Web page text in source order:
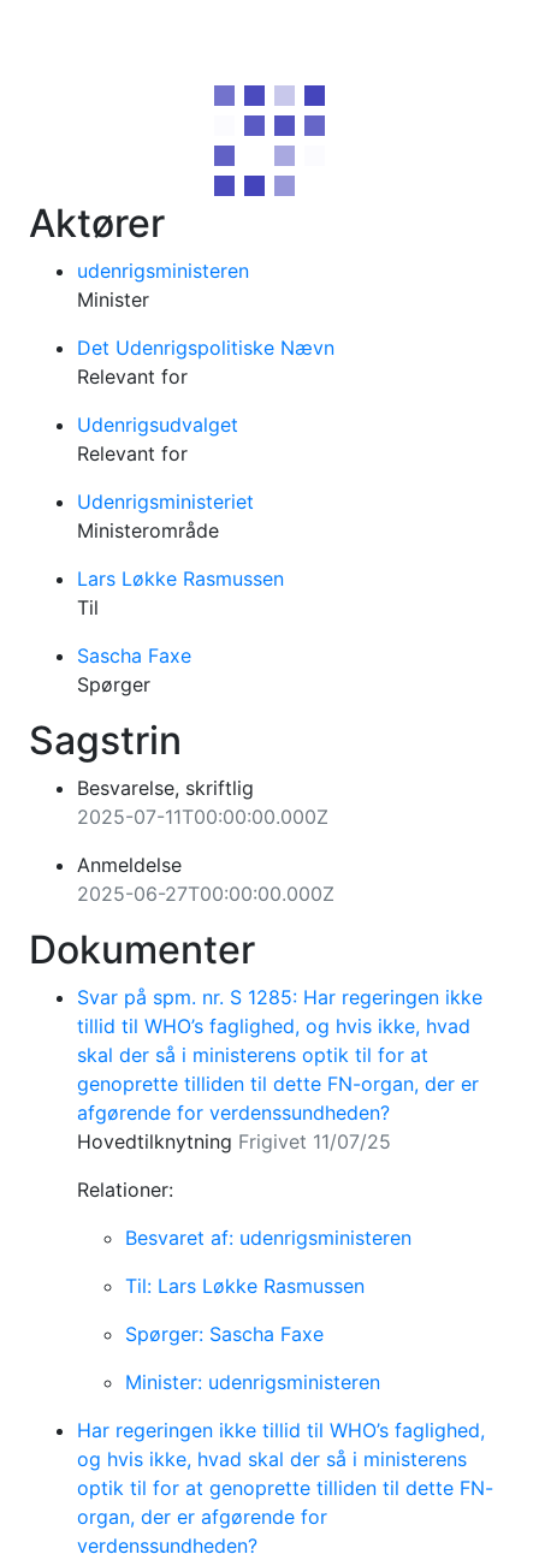
Aktører
udenrigsministeren
Minister
Det Udenrigspolitiske Nævn
Relevant for
Udenrigsudvalget
Relevant for
Udenrigsministeriet
Ministerområde
Lars Løkke Rasmussen
Til
Sascha Faxe
Spørger
Sagstrin
Besvarelse, skriftlig
2025-07-11T00:00:00.000Z
Anmeldelse
2025-06-27T00:00:00.000Z
Dokumenter
Svar på spm. nr. S 1285: Har regeringen ikke
tillid til WHO’s faglighed, og hvis ikke, hvad
skal der så i ministerens optik til for at
genoprette tilliden til dette FN-organ, der er
afgørende for verdenssundheden?
Hovedtilknytning Frigivet 11/07/25
Relationer:
Besvaret af: udenrigsministeren
Til: Lars Løkke Rasmussen
Spørger: Sascha Faxe
Minister: udenrigsministeren
Har regeringen ikke tillid til WHO’s faglighed,
og hvis ikke, hvad skal der så i ministerens
optik til for at genoprette tilliden til dette FN-
organ, der er afgørende for
verdenssundheden?